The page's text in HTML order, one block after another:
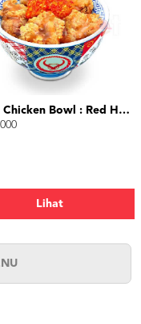
Crispy Chicken Bowl : Red Hot Chili
Lihat